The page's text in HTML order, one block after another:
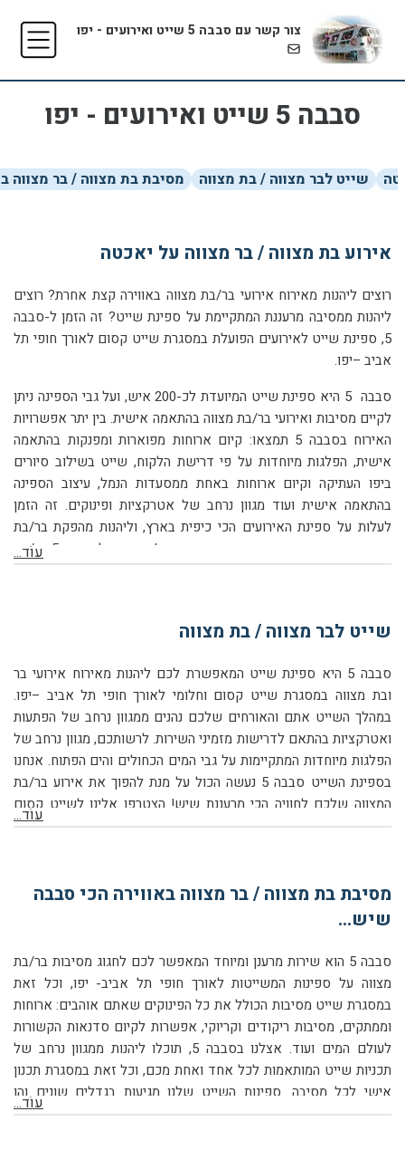
צור קשר עם סבבה 5 שייט ואירועים - יפו
סבבה 5 שייט ואירועים - יפו
שייט לבר מצווה / בת מצווה מסיבת בת מצווה / בר מצווה
אירוע בת מצווה / בר מצווה על יאכטה
רוצים ליהנות מאירוח אירועי בר/בת מצווה באווירה קצת אחרת? רוצים
ליהנות ממסיבה מרעננת המתקיימת על ספינת שייט? זה הזמן ל-סבבה
5, ספינת שייט לאירועים הפועלת במסגרת שייט קסום לאורך חופי תל
אביב –יפו.
סבבה 5 היא ספינת שייט המיועדת לכ-200 איש, ועל גבי הספינה ניתן
לקיים מסיבות ואירועי בר/בת מצווה בהתאמה אישית. בין יתר אפשרויות
האירוח בסבבה 5 תמצאו: קיום ארוחות מפוארות ומפנקות בהתאמה
אישית, הפלגות מיוחדות על פי דרישת הלקוח, שייט בשילוב סיורים
ביפו העתיקה וקיום ארוחות באחת ממסעדות הנמל, עיצוב הספינה
בהתאמה אישית ועוד מגוון נרחב של אטרקציות ופינוקים. זה הזמן
לעלות על ספינת האירועים הכי כיפית
בארץ, וליהנות מהפקת בר/בת
מצווה באווירה קצת אחרת והכי מיוחדת שיש! זה הזמן ל-סבבה 5 בר/בת
מצווה באווירה הכי סבבה שיש!
עוֹד...
שייט לבר מצווה / בת מצווה
סבבה 5 היא ספינת שייט המאפשרת לכם ליהנות מאירוח אירועי בר
ובת מצווה במסגרת שייט קסום וחלומי לאורך חופי תל אביב –יפו.
במהלך השייט אתם והאורחים שלכם נהנים ממגוון נרחב של הפתעות
ואטרקציות בהתאם לדרישות מזמיני השירות. לרשותכם, מגוון נרחב של
הפלגות מיוחדות המתקיימות על גבי המים הכחולים והים הפתוח. אנחנו
בספינת השייט סבבה 5 נעשה הכול על מנת להפוך את אירוע בר/בת
המצווה שלכם לחוויה הכי מרעננת שיש! הצטרפו אלינו לשייט קסום
לאורך קו החוף המרהיב של יפו-תל אביב.
עוֹד...
מסיבת בת מצווה / בר מצווה באווירה הכי סבבה
שיש...
סבבה 5 הוא שירות מרענן ומיוחד המאפשר לכם לחגוג מסיבות בר/בת
מצווה על ספינות המשייטות לאורך חופי תל אביב- יפו, וכל זאת
במסגרת שייט מסיבות הכולל את כל הפינוקים שאתם אוהבים: ארוחות
וממתקים, מסיבות ריקודים וקריוקי, אפשרות לקיום סדנאות הקשורות
לעולם המים ועוד. אצלנו בסבבה 5, תוכלו ליהנות ממגוון נרחב של
תכניות שייט המותאמות לכל אחד ואחת מכם, וכל זאת במסגרת תכנון
אישי לכל מסיבה. ספינות השייט שלנו מגיעות בגדלים שונים והן
מיועדות לאירוח שלעד 200 איש!
אתם מוזמנים ליצור עימנו קשר
עוֹד...